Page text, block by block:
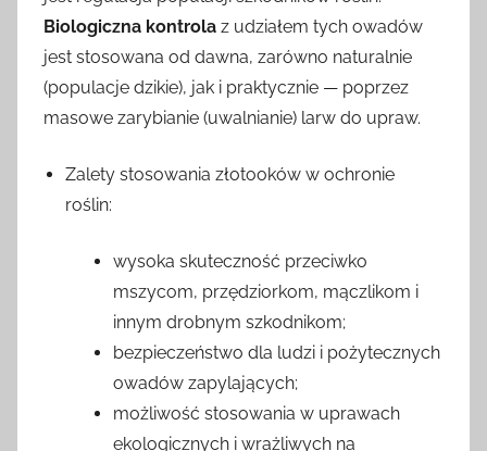
Biologiczna kontrola z udziałem tych owadów
jest stosowana od dawna, zarówno naturalnie
(populacje dzikie), jak i praktycznie — poprzez
masowe zarybianie (uwalnianie) larw do upraw.
Zalety stosowania złotooków w ochronie
roślin:
wysoka skuteczność przeciwko
mszycom, przędziorkom, mączlikom i
innym drobnym szkodnikom;
bezpieczeństwo dla ludzi i pożytecznych
owadów zapylających;
możliwość stosowania w uprawach
ekologicznych i wrażliwych na